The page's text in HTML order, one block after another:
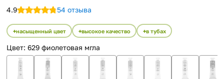
4.9 54 отзыва
насыщенный цвет высокое качество в тубах
Цвет: 629 фиолетовая мгла